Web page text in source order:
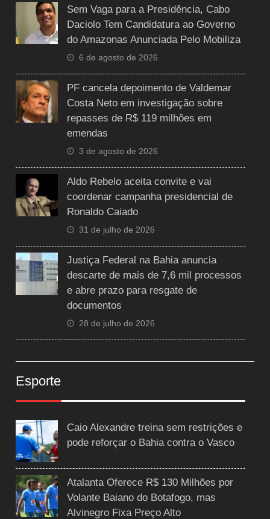
Sem Vaga para a Presidência, Cabo
Daciolo Tem Candidatura ao Governo
do Amazonas Anunciada Pelo Mobiliza
6 de agosto de 2026
PF cancela depoimento de Valdemar
Costa Neto em investigação sobre
repasses de R$ 119 milhões em
emendas
3 de agosto de 2026
Aldo Rebelo aceita convite e vai
coordenar campanha presidencial de
Ronaldo Caiado
31 de julho de 2026
Justiça Federal na Bahia anuncia
descarte de mais de 7,6 mil processos
e abre prazo para resgate de
documentos
28 de julho de 2026
Esporte
Caio Alexandre treina sem restrições e
pode reforçar o Bahia contra o Vasco
Atalanta Oferece R$ 130 Milhões por
Volante Baiano do Botafogo, mas
Alvinegro Fixa Preço Alto